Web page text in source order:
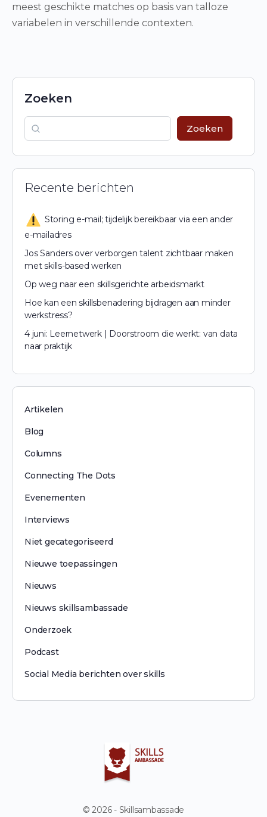
meest geschikte matches op basis van talloze
variabelen in verschillende contexten.
Zoeken
Zoeken
Recente berichten
Storing e-mail; tijdelijk bereikbaar via een ander
e-mailadres
Jos Sanders over verborgen talent zichtbaar maken
met skills-based werken
Op weg naar een skillsgerichte arbeidsmarkt
Hoe kan een skillsbenadering bijdragen aan minder
werkstress?
4 juni: Leernetwerk | Doorstroom die werkt: van data
naar praktijk
Artikelen
Blog
Columns
Connecting The Dots
Evenementen
Interviews
Niet gecategoriseerd
Nieuwe toepassingen
Nieuws
Nieuws skillsambassade
Onderzoek
Podcast
Social Media berichten over skills
© 2026 - Skillsambassade